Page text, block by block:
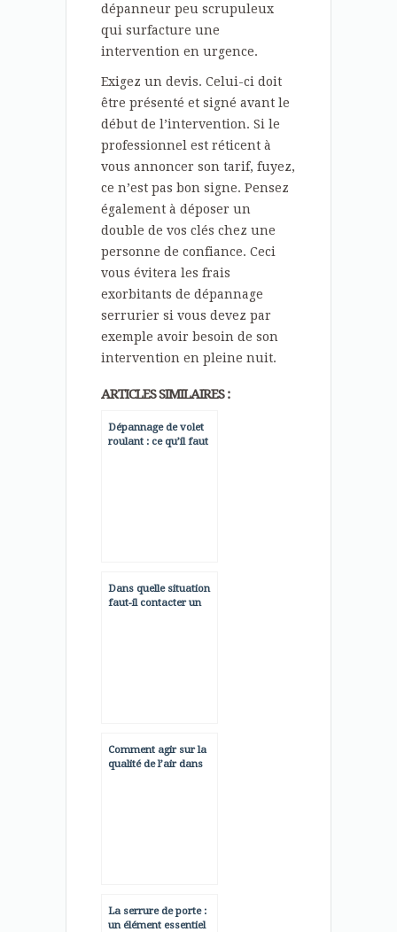
dépanneur peu scrupuleux
qui surfacture une
intervention en urgence.
Exigez un devis. Celui-ci doit
être présenté et signé avant le
début de l’intervention. Si le
professionnel est réticent à
vous annoncer son tarif, fuyez,
ce n’est pas bon signe. Pensez
également à déposer un
double de vos clés chez une
personne de confiance. Ceci
vous évitera les frais
exorbitants de dépannage
serrurier si vous devez par
exemple avoir besoin de son
intervention en pleine nuit.
ARTICLES SIMILAIRES :
Dépannage de volet
roulant : ce qu’il faut
Dans quelle situation
faut-il contacter un
Comment agir sur la
qualité de l’air dans
La serrure de porte :
un élément essentiel